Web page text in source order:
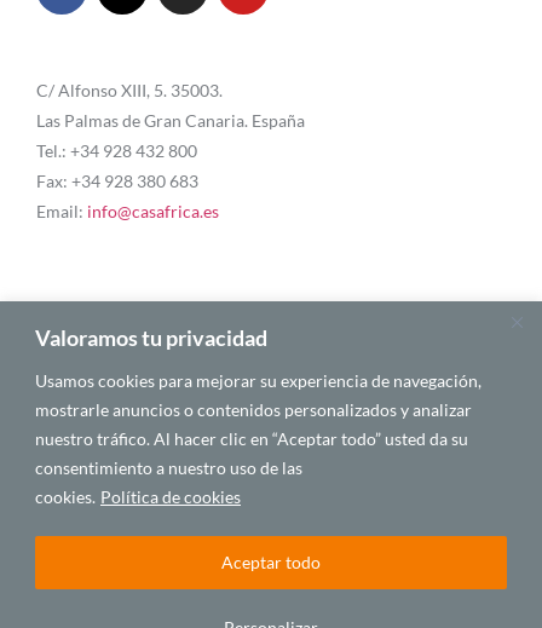
Valoramos tu privacidad
Usamos cookies para mejorar su experiencia de navegación,
mostrarle anuncios o contenidos personalizados y analizar
nuestro tráfico. Al hacer clic en “Aceptar todo” usted da su
consentimiento a nuestro uso de las
cookies. Política de cookies
Aceptar todo
C/ Alfonso XIII, 5. 35003.
Las Palmas de Gran Canaria. España
Tel.: +34 928 432 800
Fax: +34 928 380 683
Email: info@casafrica.es
Blog
Quiénes somos
Autores
Español